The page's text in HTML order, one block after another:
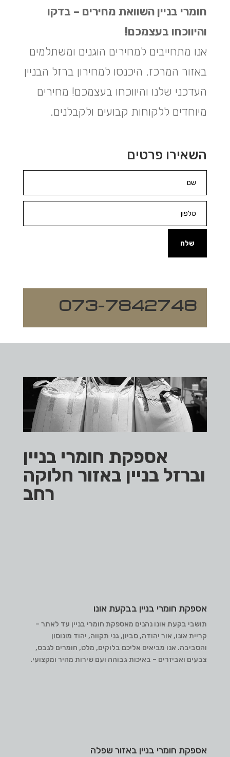
חומרי בניין השוואת מחירים – בדקו
והיווכחו בעצמכם!
אנו מתחייבים למחירים הוגנים ומשתלמים
באזור המרכז. היכנסו למחירון ברזל הבניין
העדכני שלנו והיווכחו בעצמכם! מחירים
מיוחדים ללקוחות קבועים ולקבלנים.
השאירו פרטים
שלח
073-7842748
אספקת חומרי בניין
וברזל בניין באזור חלוקה
רחב
אספקת חומרי בניין בבקעת אונו
תושבי בקעת אונו נהנים מאספקת חומרי בניין עד לאתר –
קריית אונו, אור יהודה, סביון, גני תקווה, יהוד מונוסון
והסביבה. אנו מביאים אליכם בלוקים, מלט, חומרים לגבס,
צבעים ואביזרים – באיכות גבוהה ועם שירות מהיר ומקצועי.
אספקת חומרי בניין באזור שפלה